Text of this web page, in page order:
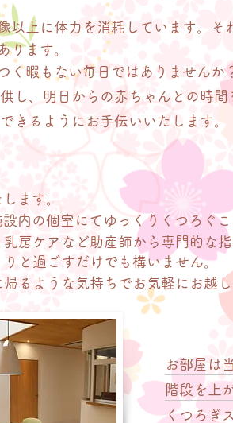
以上に体力を消耗しています。そ
ります。
く暇もない毎日ではありませんか
し、明日からの赤ちゃんとの時間
きるようにお手伝いいたします。
ます。
内の個室にてゆっくりくつろぐ
房ケアなど助産師から専門的な
と過ごすだけでも構いません。
るような気持ちでお気軽にお越し
お部屋は
階段を上
くつろぎ